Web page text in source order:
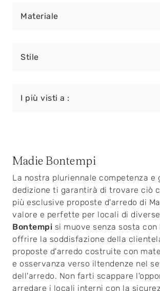
Materiale
Stile
I più visti a :
Madie Bontempi
La nostra pluriennale competenza e
dedizione ti garantirà di trovare ciò
più esclusive proposte d'arredo di
valore e perfette per locali di
Bontempi si muove senza sosta con
offrire la soddisfazione della
proposte d'arredo costruite con
e osservanza verso iltendenze nel
dell'arredo. Non farti scappare
arredare i locali interni con la